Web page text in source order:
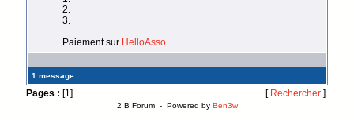
2.
3.
Paiement sur HelloAsso
1 message
Pages : [1] [ Rechercher ]
2 B Forum - Powered by Ben3w